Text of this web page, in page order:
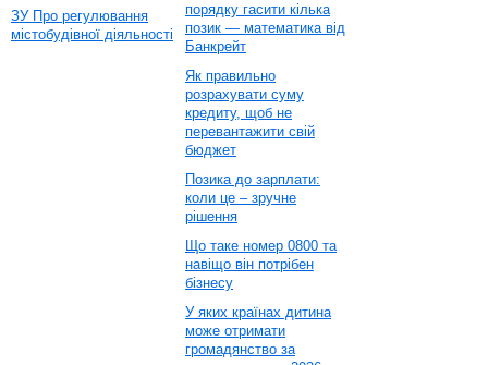
ЗУ Про регулювання
містобудівної діяльності
порядку гасити кілька
позик — математика від
Банкрейт
Як правильно
розрахувати суму
кредиту, щоб не
перевантажити свій
бюджет
Позика до зарплати:
коли це – зручне
рішення
Що таке номер 0800 та
навіщо він потрібен
бізнесу
У яких країнах дитина
може отримати
громадянство за